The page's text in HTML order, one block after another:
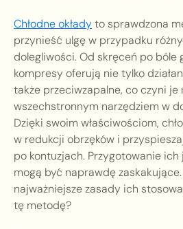
Chłodne okładyto sprawdzona
przynieść ulgę w przypadku
dolegliwości. Od skręceń po bóle
kompresy oferują nie tylko
także przeciwzapalne, co czyni je
wszechstronnym narzędziem w
Dzięki swoim właściwościom,
w redukcji obrzęków i
po kontuzjach. Przygotowanie
mogą być naprawdę
najważniejsze zasady ich
tę metodę?